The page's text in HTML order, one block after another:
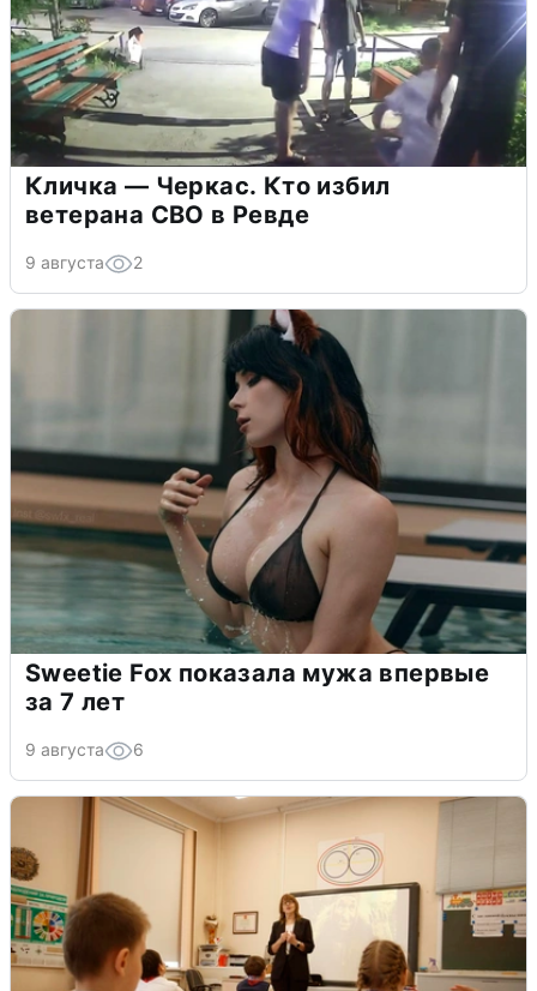
Кличка — Черкас. Кто избил
ветерана СВО в Ревде
9 августа 2
Sweetie Fox показала мужа впервые
за 7 лет
9 августа 6